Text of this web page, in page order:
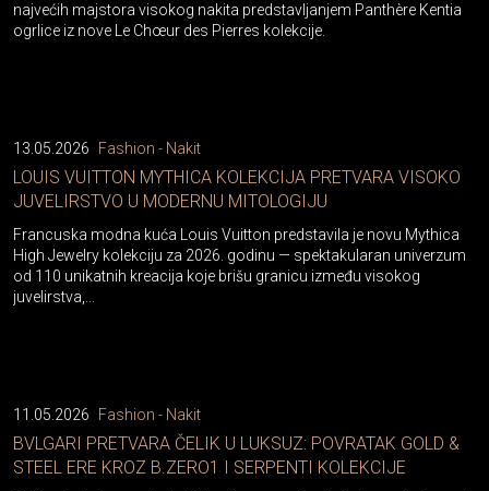
najvećih majstora visokog nakita predstavljanjem Panthère Kentia
ogrlice iz nove Le Chœur des Pierres kolekcije.
13.05.2026 Fashion - Nakit
LOUIS VUITTON MYTHICA KOLEKCIJA PRETVARA VISOKO
JUVELIRSTVO U MODERNU MITOLOGIJU
Francuska modna kuća Louis Vuitton predstavila je novu Mythica
High Jewelry kolekciju za 2026. godinu — spektakularan univerzum
od 110 unikatnih kreacija koje brišu granicu između visokog
juvelirstva,...
11.05.2026 Fashion - Nakit
BVLGARI PRETVARA ČELIK U LUKSUZ: POVRATAK GOLD &
STEEL ERE KROZ B.ZERO1 I SERPENTI KOLEKCIJE